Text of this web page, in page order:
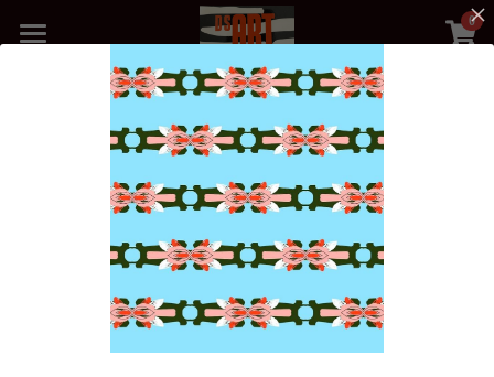
0
Accueil
Boutique
Médias
Nos Artistes
Précédent
×
LES CATÉGORIES DE LA BOUTIQUE
Toutes les catégories